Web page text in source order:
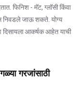
फिनिश - मॅट, ग्लॉसी किंवा
निवडले जाऊ शकते. योग्य
दिसायला आकर्षक आहेत याची
गरजांसाठी